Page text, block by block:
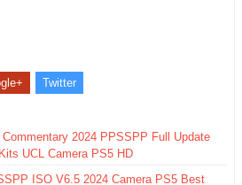
Twitter
2024 PPSSPP Full Update
UCL Camera PS5 HD
ISO V6.5 2024 Camera PS5 Best